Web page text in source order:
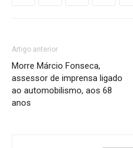
Artigo anterior
Morre Márcio Fonseca,
assessor de imprensa ligado
ao automobilismo, aos 68
anos